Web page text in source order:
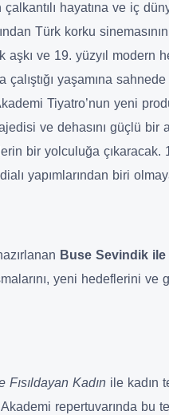
hayatına ve iç
Türk korku sinemasının
aşkı ve 19. yüzyıl modern
yaşamına sahnede
Tiyatro’nun yeni
ve dehasını güçlü bir
bir yolculuğa çıkaracak.
yapımlarından biri
Buse Sevindik ile
yeni hedeflerini ve
Fısıldayan Kadın ile kadın
repertuvarında bu